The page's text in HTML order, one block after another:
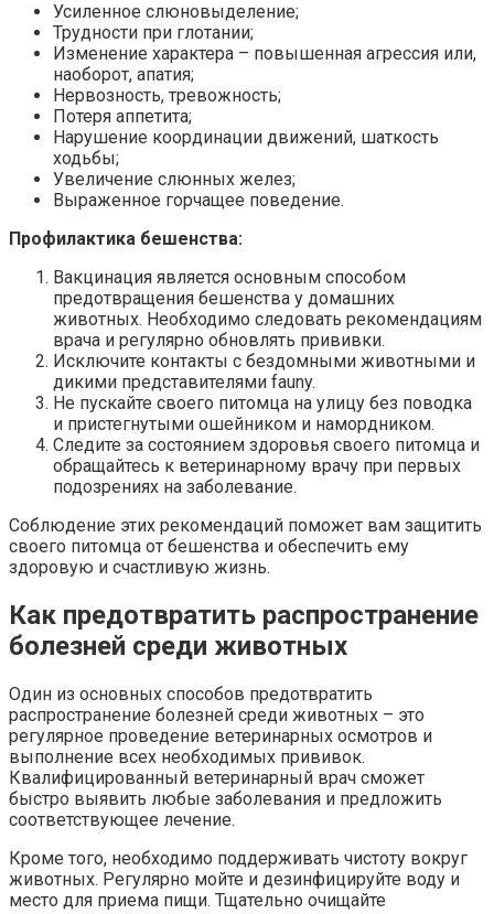
Усиленное слюновыделение;
Трудности при глотании;
Изменение характера – повышенная агрессия или,
наоборот, апатия;
Нервозность, тревожность;
Потеря аппетита;
Нарушение координации движений, шаткость
ходьбы;
Увеличение слюнных желез;
Выраженное горчащее поведение.
Профилактика бешенства:
Вакцинация является основным способом
предотвращения бешенства у домашних
животных. Необходимо следовать рекомендациям
врача и регулярно обновлять прививки.
Исключите контакты с бездомными животными и
дикими представителями fauny.
Не пускайте своего питомца на улицу без поводка
и пристегнутыми ошейником и намордником.
Следите за состоянием здоровья своего питомца и
обращайтесь к ветеринарному врачу при первых
подозрениях на заболевание.
Соблюдение этих рекомендаций поможет вам защитить
своего питомца от бешенства и обеспечить ему
здоровую и счастливую жизнь.
Как предотвратить распространение
болезней среди животных
Один из основных способов предотвратить
распространение болезней среди животных – это
регулярное проведение ветеринарных осмотров и
выполнение всех необходимых прививок.
Квалифицированный ветеринарный врач сможет
быстро выявить любые заболевания и предложить
соответствующее лечение.
Кроме того, необходимо поддерживать чистоту вокруг
животных. Регулярно мойте и дезинфицируйте воду и
место для приема пищи. Тщательно очищайте